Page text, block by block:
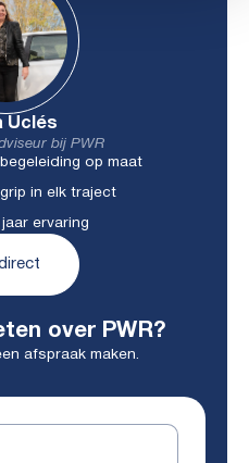
Uclés
bij PWR
op maat
in elk traject
ervaring
over PWR?
afspraak maken.